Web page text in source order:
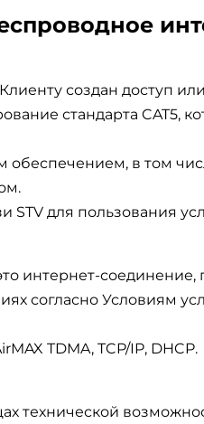
создан доступ
стандарта CAT5,
обеспечением, в том
STV для пользования
интернет-
согласно Условиям
TDMA, TCP/IP, DHCP.
технической